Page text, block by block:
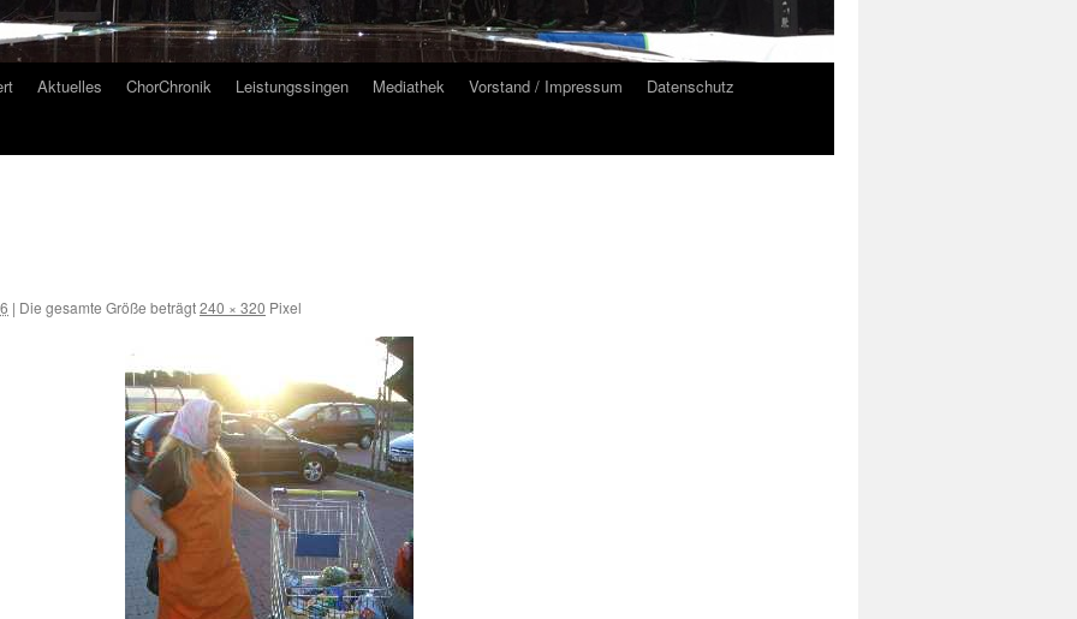
Aktuelles ChorChronik Leistungssingen Mediathek Vorstand / Impressum
Datenschutz
| Die gesamte Größe beträgt240 × 320 Pixel